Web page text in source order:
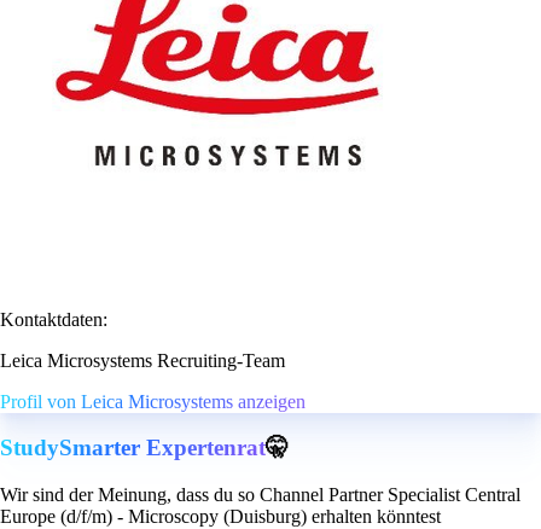
Kontaktdaten:
Leica Microsystems Recruiting-Team
Profil von Leica Microsystems anzeigen
StudySmarter Expertenrat🤫
Wir sind der Meinung, dass du so Channel Partner Specialist Central
Europe (d/f/m) - Microscopy (Duisburg) erhalten könntest